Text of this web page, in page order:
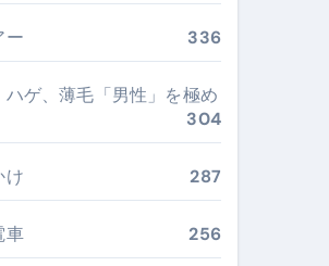
#ナレーター #小林将大
方・Q&Aまで
出す快眠ガイド
選び方＆続け方ガイド
ー 336
ハゲ、薄毛「男性」を極め
304
け 287
車 256